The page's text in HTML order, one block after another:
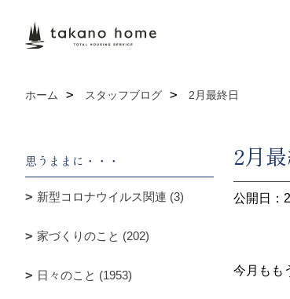
ホーム スタッフブログ 2月最終日
2月
公開日：
今月もも
思うままに・・・
新型コロナウイルス関連 (3)
家づくりのこと (202)
日々のこと (1953)